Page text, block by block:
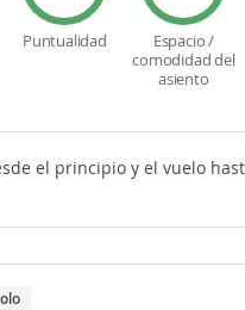
Puntualidad
Espacio /
comodidad del
asiento
el principio y el vuelo
Solo